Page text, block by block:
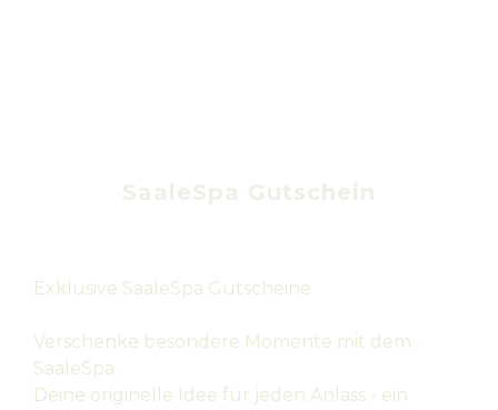
SaaleSpa Gutschein
Exklusive SaaleSpa Gutscheine
Verschenke besondere Momente mit dem
SaaleSpa.
Deine originelle Idee für jeden Anlass - ein